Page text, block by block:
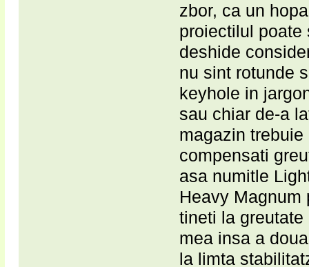
zbor, ca un
proiectilul poate
deshide
nu sint rotunde
keyhole in
sau chiar de-a
magazin
compensati
asa numitle
Heavy
tineti la
mea insa a
la limta